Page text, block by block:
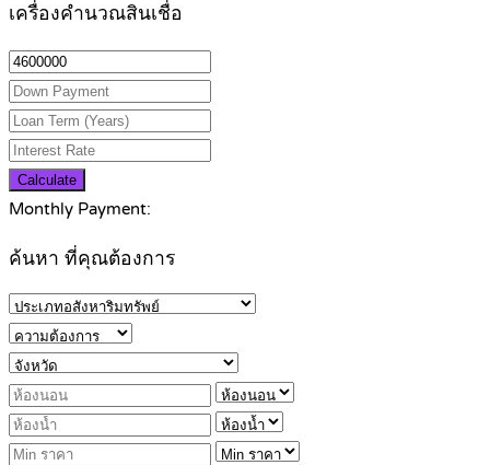
เครื่องคำนวณสินเชื่อ
Calculate
Monthly Payment:
ค้นหา ที่คุณต้องการ